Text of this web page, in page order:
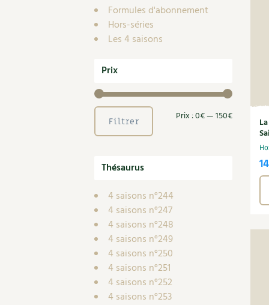
Biodiversité
Autonomie, bricolage
Jardiner en ville
Ornement et aménagement du jardin
Bricolages au jardin
Outils et ustensiles du jardin
Ravageurs et maladies au jardin
Petit élevage
Nouvelles sur le jardin et l’écologie
Prenez-en de la graine !
Les chroniques de Marie
Formules d'abonnement
Hors-séries
Les 4 saisons
Prix
Prix
Prix
Filtrer Prix :0€—150€
Thésaurus
4 saisons n°244
4 saisons n°247
4 saisons n°248
4 saisons n°249
4 saisons n°250
4 saisons n°251
4 saisons n°252
4 saisons n°253